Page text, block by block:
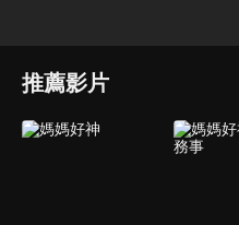
推薦影片